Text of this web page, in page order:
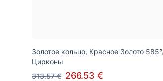
Золотое кольцо, Красное Золото 585°,
Цирконы
313.57 € 266.53 €